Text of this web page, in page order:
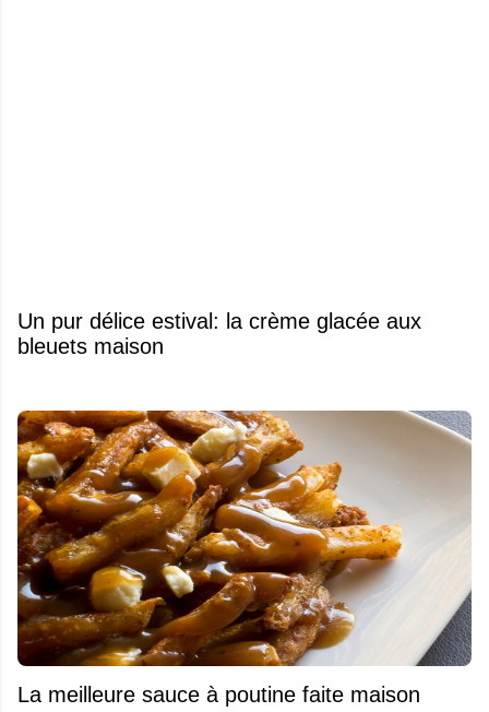
Un pur délice estival: la crème glacée aux
bleuets maison
La meilleure sauce à poutine faite maison